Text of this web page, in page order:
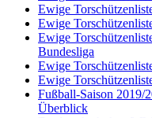
Ewige
Ewige
Ewige
Bundesliga
Ewige
Ewige
Fußball-Saison 2019/
Überblick